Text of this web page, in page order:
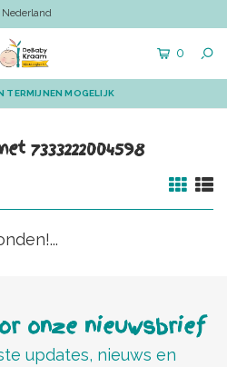
0
TERMIJNEN MOGELIJK
7333222004598
onze nieuwsbrief
updates, nieuws en